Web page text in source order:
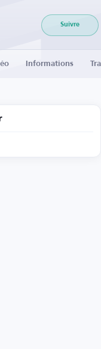
Suivre
Informations